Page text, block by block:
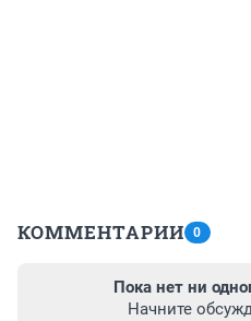
КОММЕНТАРИИ 0
Пока нет ни
Начните